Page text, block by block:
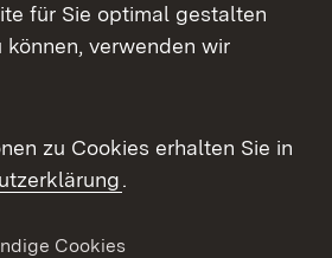
für Sie optimal gestalten
können, verwenden wir
zu Cookies erhalten Sie in
.
Cookies